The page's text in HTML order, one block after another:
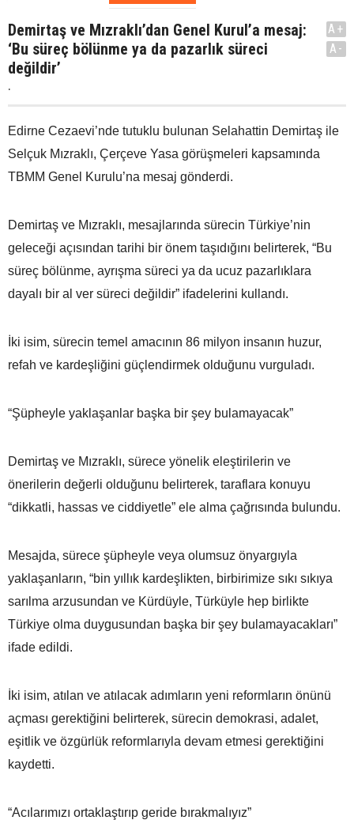
Demirtaş ve Mızraklı’dan Genel Kurul’a mesaj:
‘Bu süreç bölünme ya da pazarlık süreci
değildir’
.
A+
A-
Edirne Cezaevi’nde tutuklu bulunan Selahattin Demirtaş ile
Selçuk Mızraklı, Çerçeve Yasa görüşmeleri kapsamında
TBMM Genel Kurulu’na mesaj gönderdi.
Demirtaş ve Mızraklı, mesajlarında sürecin Türkiye’nin
geleceği açısından tarihi bir önem taşıdığını belirterek, “Bu
süreç bölünme, ayrışma süreci ya da ucuz pazarlıklara
dayalı bir al ver süreci değildir” ifadelerini kullandı.
İki isim, sürecin temel amacının 86 milyon insanın huzur,
refah ve kardeşliğini güçlendirmek olduğunu vurguladı.
“Şüpheyle yaklaşanlar başka bir şey bulamayacak”
Demirtaş ve Mızraklı, sürece yönelik eleştirilerin ve
önerilerin değerli olduğunu belirterek, taraflara konuyu
“dikkatli, hassas ve ciddiyetle” ele alma çağrısında bulundu.
Mesajda, sürece şüpheyle veya olumsuz önyargıyla
yaklaşanların, “bin yıllık kardeşlikten, birbirimize sıkı sıkıya
sarılma arzusundan ve Kürdüyle, Türküyle hep birlikte
Türkiye olma duygusundan başka bir şey bulamayacakları”
ifade edildi.
İki isim, atılan ve atılacak adımların yeni reformların önünü
açması gerektiğini belirterek, sürecin demokrasi, adalet,
eşitlik ve özgürlük reformlarıyla devam etmesi gerektiğini
kaydetti.
“Acılarımızı ortaklaştırıp geride bırakmalıyız”